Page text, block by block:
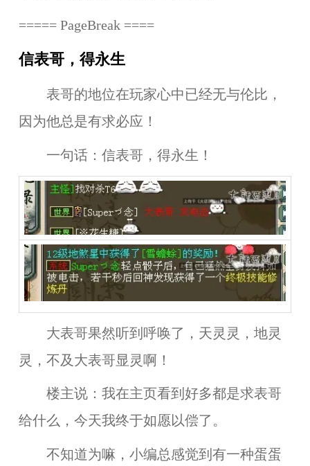
===== PageBreak ====
信表哥，得永生
表哥的地位在玩家心中已经无与伦比，
因为他总是有求必应！
一句话：信表哥，得永生！
大表哥果然听到呼唤了，天灵灵，地灵
灵，不及大表哥显灵啊！
楼主说：我在主页看到好多都是求表哥
给什么，今天我终于如愿以偿了。
不知道为嘛，小编总感觉到有一种蛋蛋